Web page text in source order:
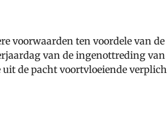
voorwaarden ten voordele van
van de ingenottreding
de pacht voortvloeiende